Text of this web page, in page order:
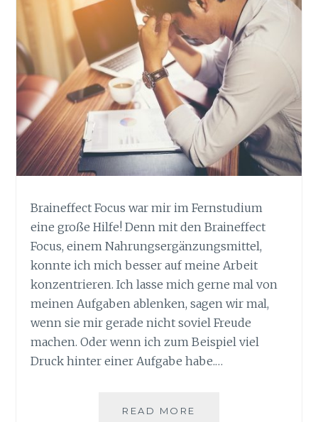
Braineffect Focus war mir im Fernstudium
eine große Hilfe! Denn mit den Braineffect
Focus, einem Nahrungsergänzungsmittel,
konnte ich mich besser auf meine Arbeit
konzentrieren. Ich lasse mich gerne mal von
meinen Aufgaben ablenken, sagen wir mal,
wenn sie mir gerade nicht soviel Freude
machen. Oder wenn ich zum Beispiel viel
Druck hinter einer Aufgabe habe.…
READ MORE